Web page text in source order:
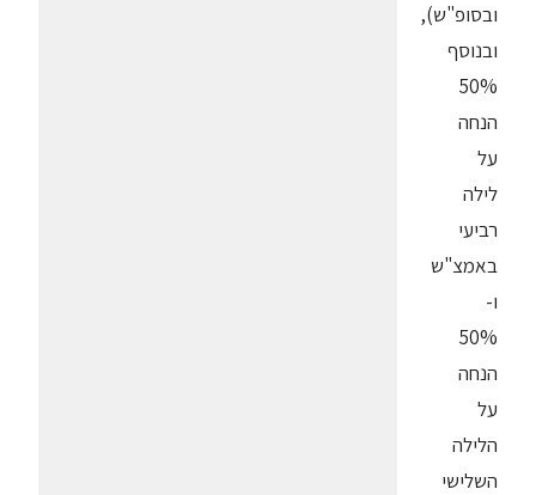
ובסופ"ש),
ובנוסף
50%
הנחה
על
לילה
רביעי
באמצ"ש
ו-
50%
הנחה
על
הלילה
השלישי